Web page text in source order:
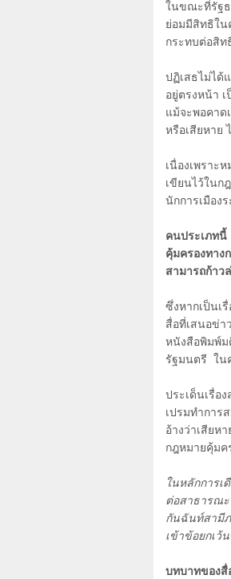
ในขณะที่รัฐ
ย่อมมีสิทธิใน
กระทบต่อสิท
ปฏิเสธไม่ได้
อยู่ตรงหน้า
แม้จะพอคาด
หรือเสียหาย
เนื่องเพราะ
เขียนไว้ในก
นักการเมือง
คนประเภทนี้
คุ้มครองทา
สามารถก้าว
ซึ่งหากเป็นเ
สื่อที่เสนอข่า
หนังสือพิมพ์
รัฐมนตรี ใน
ประเด็นเรื่อ
เปรมทำการ
อ้างว่าเสียห
กฎหมายคุ้มค
ในหลักการเ
ต่อสาธารณะ
กันฉันท์สามีภ
เข้าข้อยกเว้
บทบาทของสื่